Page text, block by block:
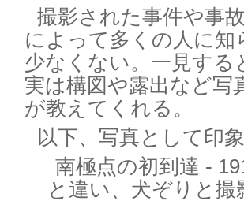
撮影された事件や事
によって多くの人に
少なくない。一見す
実は構図や露出など写
が教えてくれる。
以下、写真として印
南極点の初到達 -
と違い、犬ぞりと撮